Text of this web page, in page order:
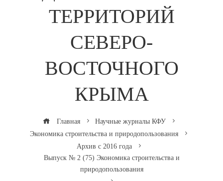
ТЕРРИТОРИЙ
СЕВЕРО-
ВОСТОЧНОГО
КРЫМА
Главная
Научные журналы КФУ
Экономика строительства и природопользования
Архив с 2016 года
Выпуск № 2 (75) Экономика строительства и
природопользования